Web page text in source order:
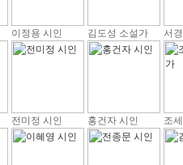
이정용 시인 김도성 소설가 서
전미정 시인 홍건자 시인 조